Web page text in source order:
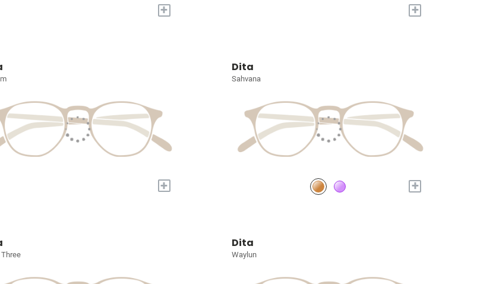
+ +
+
Dita
Sahvana
+
Dita
Waylun